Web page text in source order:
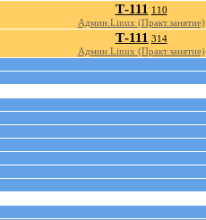
Т-111 110
Админ.Linux (Практ.занятие)
Т-111 314
Админ.Linux (Практ.занятие)